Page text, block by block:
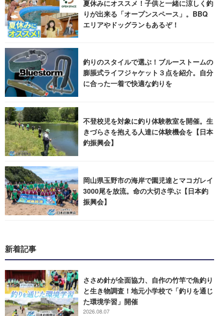
夏休みにオススメ！子供と一緒に涼しく釣
りが出来る「オープンスペース」。BBQ
エリアやドッグランもあるぞ！
釣りのスタイルで選ぶ！ブルーストームの
膨脹式ライフジャケット３点を紹介。自分
に合った一着で快適な釣りを
不登校児を対象に釣り体験教室を開催。生
きづらさを抱える人達に体験機会を【日本
釣振興会】
岡山県玉野市の海岸で園児達とマコガレイ
3000尾を放流。命の大切さ学ぶ【日本釣
振興会】
新着記事
ささめ針が全面協力、自作の竹竿で魚釣り
と生き物調査！地元小学校で「釣りを通じ
た環境学習」開催
2026.08.07